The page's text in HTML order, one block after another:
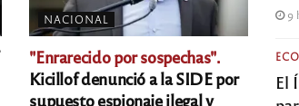
NACIONAL
"Enrarecido por sospechas".
Kicillof denunció a la SIDE por
supuesto espionaje ilegal y
9
El